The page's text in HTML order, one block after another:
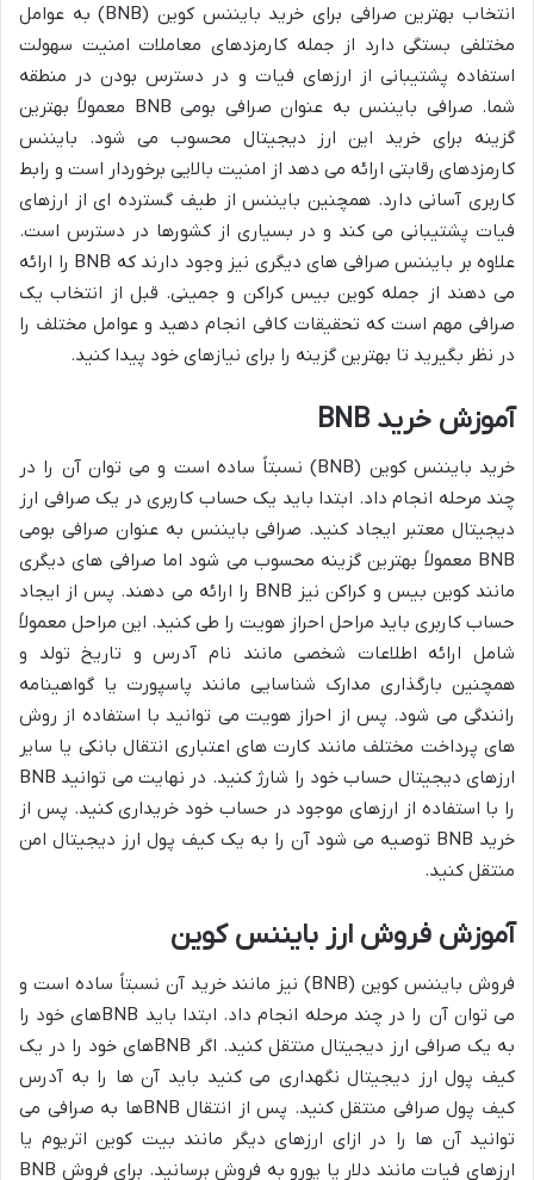
انتخاب بهترین صرافی برای خرید بایننس کوین (BNB) به عوامل
مختلفی بستگی دارد از جمله کارمزدهای معاملات امنیت سهولت
استفاده پشتیبانی از ارزهای فیات و در دسترس بودن در منطقه
شما. صرافی بایننس به عنوان صرافی بومی BNB معمولاً بهترین
گزینه برای خرید این ارز دیجیتال محسوب می شود. بایننس
کارمزدهای رقابتی ارائه می دهد از امنیت بالایی برخوردار است و رابط
کاربری آسانی دارد. همچنین بایننس از طیف گسترده ای از ارزهای
فیات پشتیبانی می کند و در بسیاری از کشورها در دسترس است.
علاوه بر بایننس صرافی های دیگری نیز وجود دارند که BNB را ارائه
می دهند از جمله کوین بیس کراکن و جمینی. قبل از انتخاب یک
صرافی مهم است که تحقیقات کافی انجام دهید و عوامل مختلف را
در نظر بگیرید تا بهترین گزینه را برای نیازهای خود پیدا کنید.
آموزش خرید BNB
خرید بایننس کوین (BNB) نسبتاً ساده است و می توان آن را در
چند مرحله انجام داد. ابتدا باید یک حساب کاربری در یک صرافی ارز
دیجیتال معتبر ایجاد کنید. صرافی بایننس به عنوان صرافی بومی
BNB معمولاً بهترین گزینه محسوب می شود اما صرافی های دیگری
مانند کوین بیس و کراکن نیز BNB را ارائه می دهند. پس از ایجاد
حساب کاربری باید مراحل احراز هویت را طی کنید. این مراحل معمولاً
شامل ارائه اطلاعات شخصی مانند نام آدرس و تاریخ تولد و
همچنین بارگذاری مدارک شناسایی مانند پاسپورت یا گواهینامه
رانندگی می شود. پس از احراز هویت می توانید با استفاده از روش
های پرداخت مختلف مانند کارت های اعتباری انتقال بانکی یا سایر
ارزهای دیجیتال حساب خود را شارژ کنید. در نهایت می توانید BNB
را با استفاده از ارزهای موجود در حساب خود خریداری کنید. پس از
خرید BNB توصیه می شود آن را به یک کیف پول ارز دیجیتال امن
منتقل کنید.
آموزش فروش ارز بایننس کوین
فروش بایننس کوین (BNB) نیز مانند خرید آن نسبتاً ساده است و
می توان آن را در چند مرحله انجام داد. ابتدا باید BNBهای خود را
به یک صرافی ارز دیجیتال منتقل کنید. اگر BNBهای خود را در یک
کیف پول ارز دیجیتال نگهداری می کنید باید آن ها را به آدرس
کیف پول صرافی منتقل کنید. پس از انتقال BNBها به صرافی می
توانید آن ها را در ازای ارزهای دیگر مانند بیت کوین اتریوم یا
ارزهای فیات مانند دلار یا یورو به فروش برسانید. برای فروش BNB